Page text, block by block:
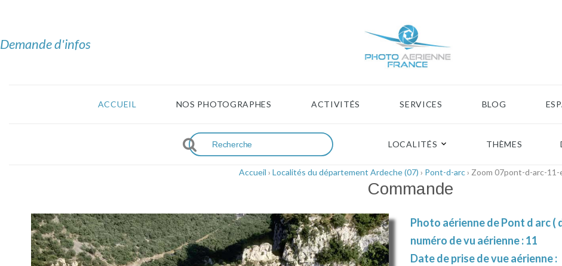
Demande d'infos
ACCUEIL NOS PHOTOGRAPHES ACTIVITÉS SERVICES BLOG
LOCALITÉS THÈMES
Accueil › Localités du département Ardeche (07) › Pont-d-arc› Zoom 07pont-d-arc-11-
Commande
Photo aérienne de Pont d arc
numéro de vu aérienne : 11
Date de prise de vue aérienne :